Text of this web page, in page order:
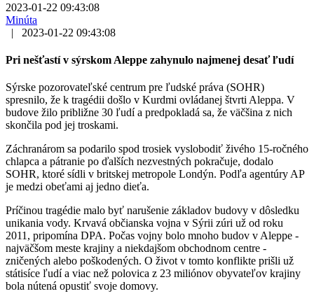
2023-01-22 09:43:08
Minúta
|
2023-01-22 09:43:08
Pri nešťastí v sýrskom Aleppe zahynulo najmenej desať ľudí
Sýrske pozorovateľské centrum pre ľudské práva (SOHR)
spresnilo, že k tragédii došlo v Kurdmi ovládanej štvrti Aleppa. V
budove žilo približne 30 ľudí a predpokladá sa, že väčšina z nich
skončila pod jej troskami.
Záchranárom sa podarilo spod trosiek vyslobodiť živého 15-ročného
chlapca a pátranie po ďalších nezvestných pokračuje, dodalo
SOHR, ktoré sídli v britskej metropole Londýn. Podľa agentúry AP
je medzi obeťami aj jedno dieťa.
Príčinou tragédie malo byť narušenie základov budovy v dôsledku
unikania vody. Krvavá občianska vojna v Sýrii zúri už od roku
2011, pripomína DPA. Počas vojny bolo mnoho budov v Aleppe -
najväčšom meste krajiny a niekdajšom obchodnom centre -
zničených alebo poškodených. O život v tomto konflikte prišli už
státisíce ľudí a viac než polovica z 23 miliónov obyvateľov krajiny
bola nútená opustiť svoje domovy.